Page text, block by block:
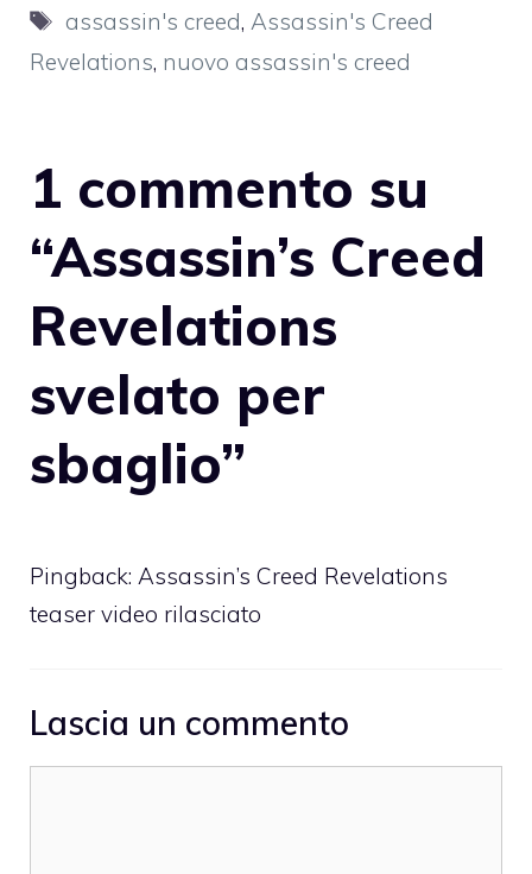
Tag
assassin's creed, Assassin's Creed
Revelations, nuovo assassin's creed
1 commento su
“Assassin’s Creed
Revelations
svelato per
sbaglio”
Pingback: Assassin’s Creed Revelations
teaser video rilasciato
Lascia un commento